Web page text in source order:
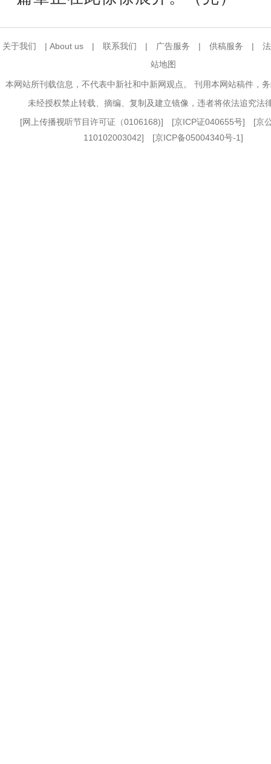
关于我们 | About us | 联系我们 | 广告服务 | 供稿服务 |
站地图
本网站所刊载信息，不代表中新社和中新网观点。 刊用本网站稿件，
未经授权禁止转载、摘编、复制及建立镜像，违者将依法追究法
[网上传播视听节目许可证（0106168)] [京ICP证040655号] [京
110102003042] [京ICP备05004340号-1]